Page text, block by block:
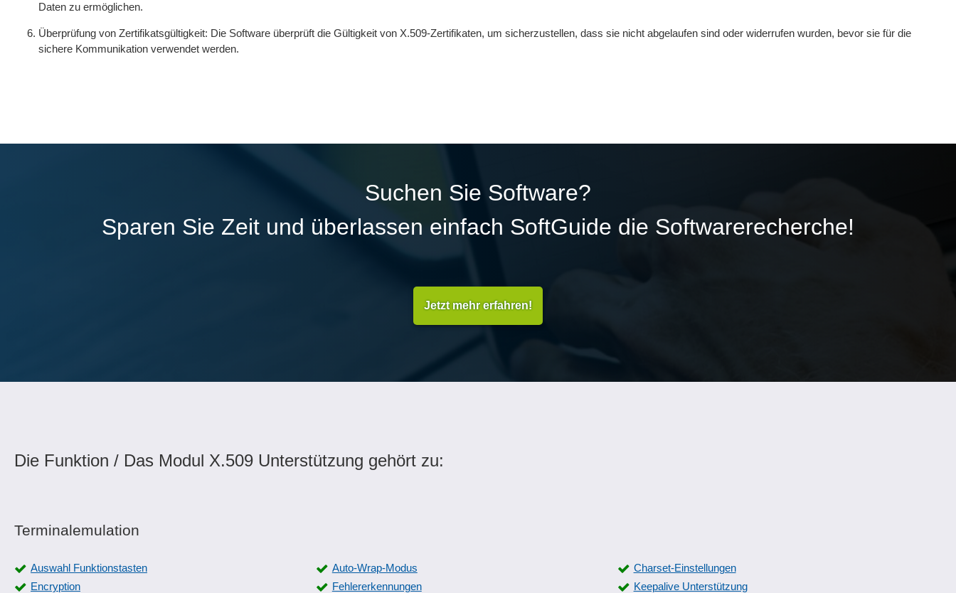
Daten zu ermöglichen.
Überprüfung von Zertifikatsgültigkeit: Die Software überprüft die Gültigkeit von X.509-Zertifikaten, um sicherzustellen, dass sie nicht abgelaufen sind oder widerrufen wurden, bevor sie für die
sichere Kommunikation verwendet werden.
Suchen Sie Software?
Sparen Sie Zeit und überlassen einfach SoftGuide die Softwarerecherche!
Jetzt mehr erfahren!
Die Funktion / Das Modul X.509 Unterstützung gehört zu:
Terminalemulation
Auswahl Funktionstasten Auto-Wrap-Modus
Charset-Einstellungen
Encryption
Fehlererkennungen
Keepalive Unterstützung